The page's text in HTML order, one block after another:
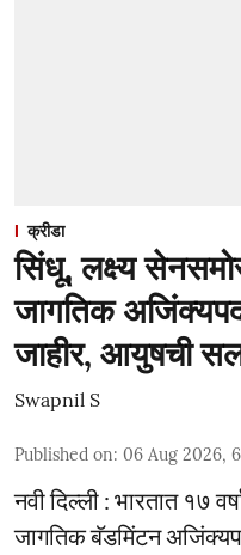
क्रीडा
सिंधू, लक्ष्य
जागतिक
जाहीर, आयुषची
Swapnil S
Published on: 06 Aug 2026,
नवी दिल्ली : भारतात १७
जागतिक बॅडमिंटन